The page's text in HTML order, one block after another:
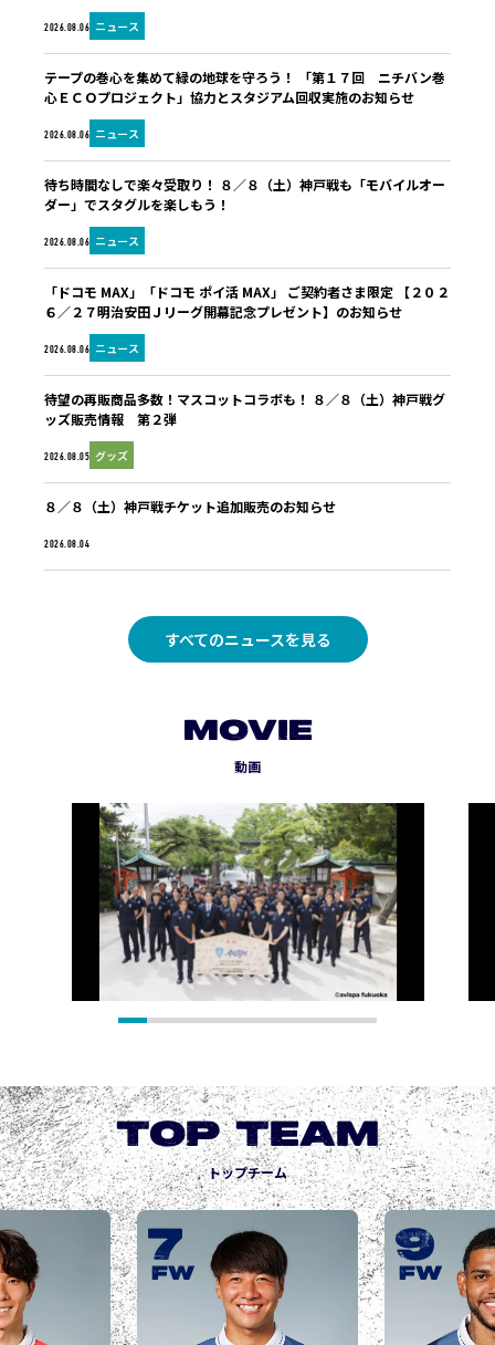
2026.08.06 ニュース
2026.08.06 ニュース
テープの巻心を集めて緑の地球を守ろう！ 「第１７回 ニチバン巻
心ＥＣＯプロジェクト」協力とスタジアム回収実施のお知らせ
2026.08.06 ニュース
待ち時間なしで楽々受取り！ ８／８（土）神戸戦も「モバイルオー
ダー」でスタグルを楽しもう！
2026.08.06 ニュース
「ドコモ MAX」「ドコモ ポイ活 MAX」 ご契約者さま限定 【２０２
６／２７明治安田Ｊリーグ開幕記念プレゼント】のお知らせ
2026.08.05 グッズ
待望の再販商品多数！マスコットコラボも！ ８／８（土）神戸戦グ
ッズ販売情報 第２弾
2026.08.04
８／８（土）神戸戦チケット追加販売のお知らせ
すべてのニュースを見る
MOVIE
動画
TOP TEAM
トップチーム
9
FW
城後 寿
JOGO Hisashi
10
FW